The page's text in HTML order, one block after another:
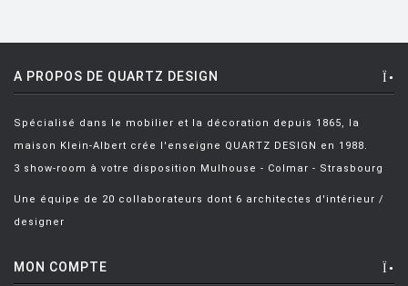
FONTANA ARTE
FOSCARINI
GERVASONI
A PROPOS DE QUARTZ DESIGN
Spécialisé dans le mobilier et la décoration depuis 1865, la
maison Klein-Albert crée l'enseigne QUARTZ DESIGN en 1988.
3 show-room à votre disposition Mulhouse - Colmar - Strasbourg
Une équipe de 20 collaborateurs dont 6 architectes d'intérieur /
designer
MON COMPTE